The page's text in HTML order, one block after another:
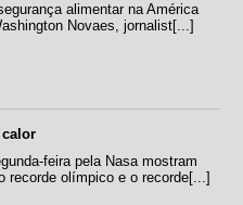
alimentar na América
Novaes, jornalist[...]
feira pela Nasa mostram
recorde olímpico e o recorde[...]